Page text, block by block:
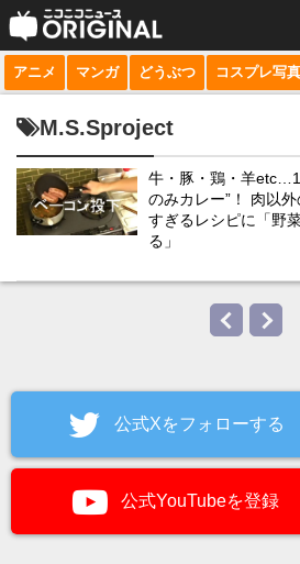
サービス一覧
動画
生放送
アニメ マンガ どうぶつ コスプレ写真
M.S.Sproject
牛・豚・鶏・羊
のみカレー”！ 肉以
すぎるレシピに「野
る」
公式Xをフォローする
公式YouTubeを登録